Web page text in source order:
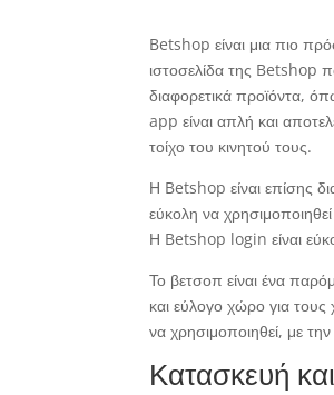
Betshop είναι μια πιο
ιστοσελίδα της Betshop
διαφορετικά προϊόντα,
app είναι απλή και
τοίχο του κινητού τους.
Η Betshop είναι επίσης
εύκολη να
Η Betshop login είναι
Το βετσοπ είναι ένα
και εύλογο χώρο για
να χρησιμοποιηθεί, με
Κατασκευή